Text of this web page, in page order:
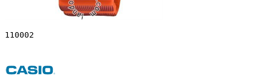
110002